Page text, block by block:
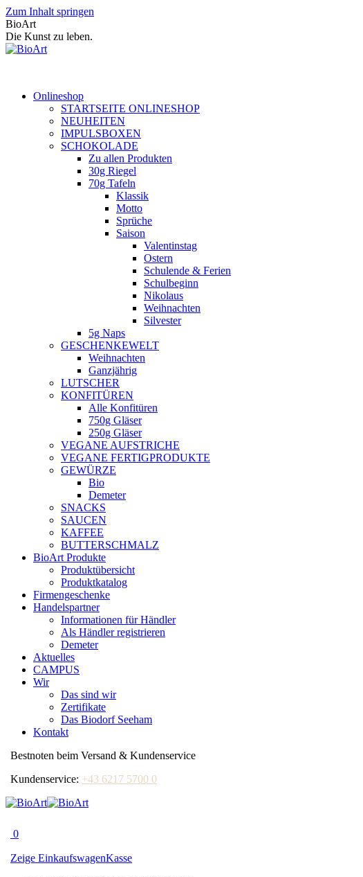
Zum Inhalt springen
BioArt
Die Kunst zu leben.
Onlineshop
STARTSEITE ONLINESHOP
NEUHEITEN
IMPULSBOXEN
SCHOKOLADE
Zu allen Produkten
30g Riegel
70g Tafeln
Klassik
Motto
Sprüche
Saison
Valentinstag
Ostern
Schulende & Ferien
Schulbeginn
Nikolaus
Weihnachten
Silvester
5g Naps
GESCHENKEWELT
Weihnachten
Ganzjährig
LUTSCHER
KONFITÜREN
Alle Konfitüren
750g Gläser
250g Gläser
VEGANE AUFSTRICHE
VEGANE FERTIGPRODUKTE
GEWÜRZE
Bio
Demeter
SNACKS
SAUCEN
KAFFEE
BUTTERSCHMALZ
BioArt Produkte
Produktübersicht
Produktkatalog
Firmengeschenke
Handelspartner
Informationen für Händler
Als Händler registrieren
Demeter
Aktuelles
CAMPUS
Wir
Das sind wir
Zertifikate
Das Biodorf Seeham
Kontakt
Bestnoten beim Versand & Kundenservice
Kundenservice: +43 6217 5700 0
0
Zeige EinkaufswagenKasse